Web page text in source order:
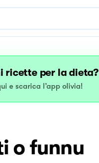
ricette per la dieta?
e scarica l’app olivia!
o funnu